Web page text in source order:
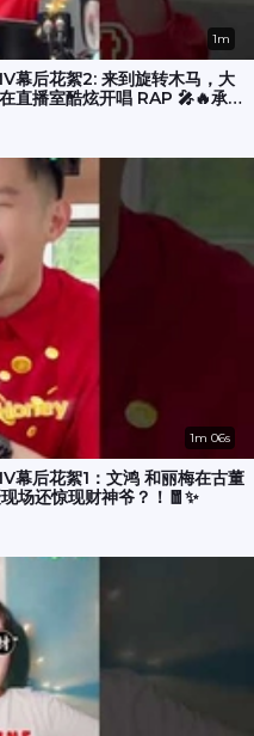
1m
后花絮2: 来到旋转木马，大
直播室酷炫开唱 RAP 🎤🔥承尧
💃🕺
1m 06s
后花絮1：文鸿 和丽梅在古董
场还惊现财神爷？！🧧✨